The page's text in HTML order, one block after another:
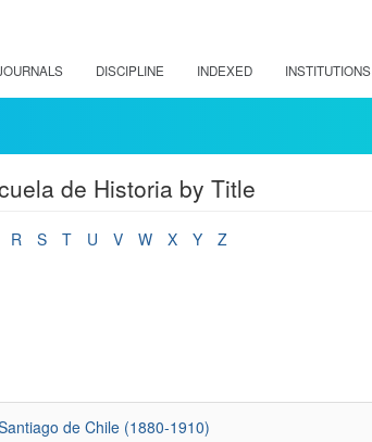
DISCIPLINE INDEXED INSTITUTIONS
de Historia by Title
R S T U V W X Y Z
de Chile (1880-1910)